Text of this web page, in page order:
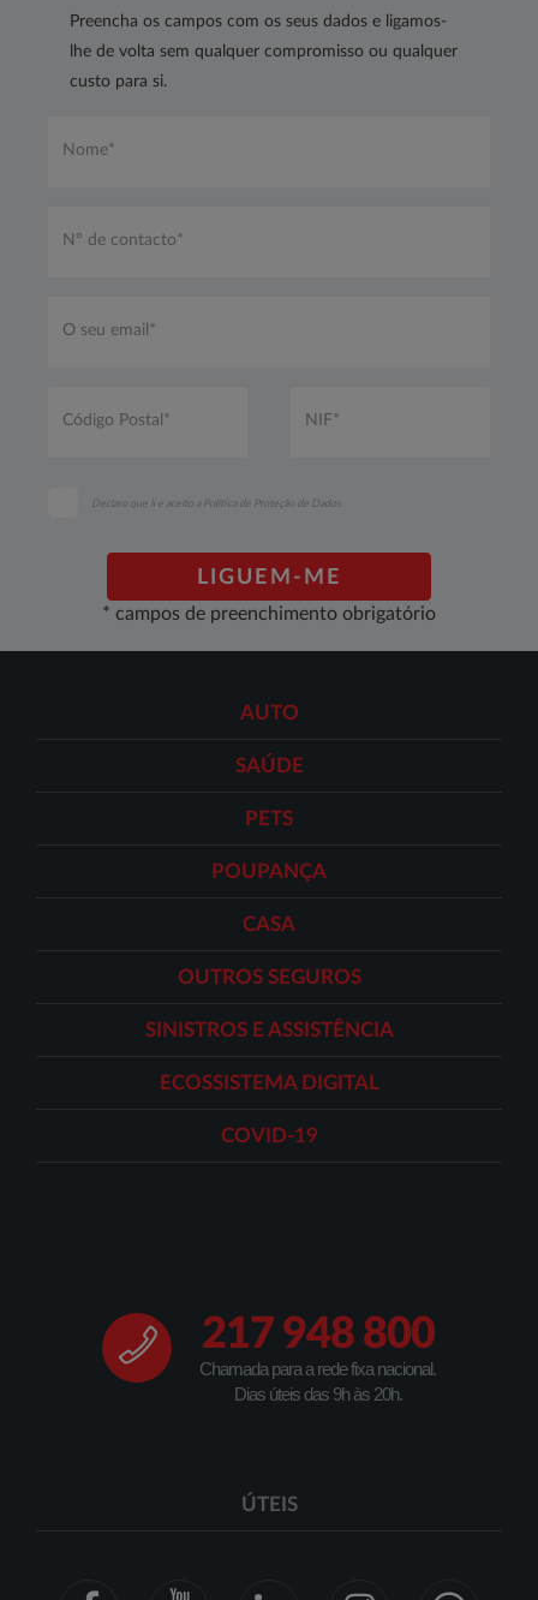
Preencha os campos com os seus dados e ligamos-
lhe de volta sem qualquer compromisso ou qualquer
custo para si.
Postal*
Declaro que li e aceito a Política de Proteção de Dados
LIGUEM-ME
* campos de preenchimento obrigatório
AUTO
SAÚDE
PETS
POUPANÇA
CASA
OUTROS SEGUROS
SINISTROS E ASSISTÊNCIA
ECOSSISTEMA DIGITAL
COVID-19
217 948 800
Chamada para a rede fixa nacional.
Dias úteis das 9h às 20h.
ÚTEIS